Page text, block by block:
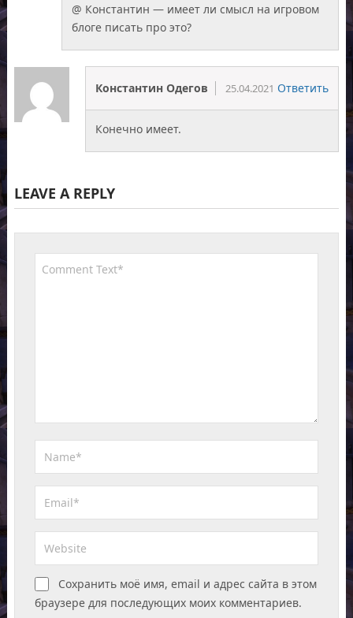
@ Константин — имеет ли смысл на игровом
блоге писать про это?
Константин Одегов 25.04.2021 Ответить
Конечно имеет.
LEAVE A REPLY
Сохранить моё имя, email и адрес сайта в этом
браузере для последующих моих комментариев.